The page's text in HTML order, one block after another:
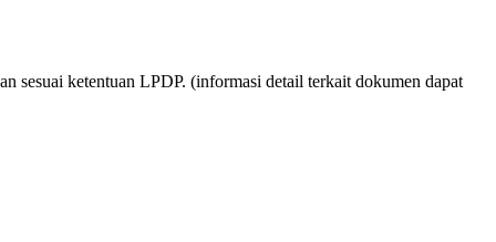
sesuai ketentuan LPDP. (informasi detail terkait dokumen dapat